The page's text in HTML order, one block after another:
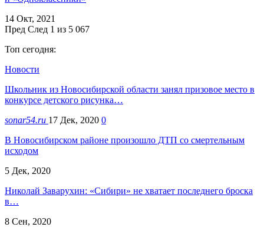
14 Окт, 2021
Пред След 1 из 5 067
Топ сегодня:
Новости
Школьник из Новосибирской области занял призовое место в
конкурсе детского рисунка…
sonar54.ru 17 Дек, 2020 0
В Новосибирском районе произошло ДТП со смертельным
исходом
5 Дек, 2020
Николай Заварухин: «Сибири» не хватает последнего броска
в…
8 Сен, 2020